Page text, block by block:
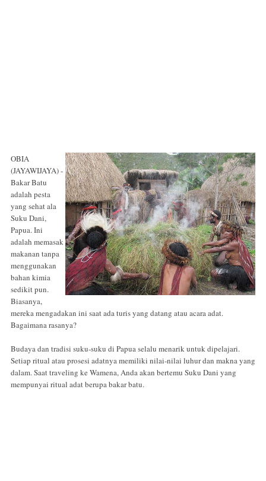
OBIA
(JAYAWIJAYA) -
Bakar Batu
adalah pesta
yang sehat ala
Suku Dani,
Papua. Ini
adalah memasak
makanan tanpa
menggunakan
bahan kimia
sedikit pun.
Biasanya,
mereka mengadakan ini saat ada turis yang datang atau acara adat.
Bagaimana rasanya?
Budaya dan tradisi suku-suku di Papua selalu menarik untuk dipelajari.
Setiap ritual atau prosesi adatnya memiliki nilai-nilai luhur dan makna yang
dalam. Saat traveling ke Wamena, Anda akan bertemu Suku Dani yang
mempunyai ritual adat berupa bakar batu.